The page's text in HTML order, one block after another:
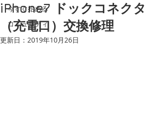
今すぐ始める
コミュニティ
iPhone7 ドックコネクタ
（充電口）交換修理
更新日： 2019年10月26日